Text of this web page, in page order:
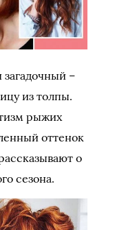
–
из толпы.
рыжих
оттенок
о
сезона.